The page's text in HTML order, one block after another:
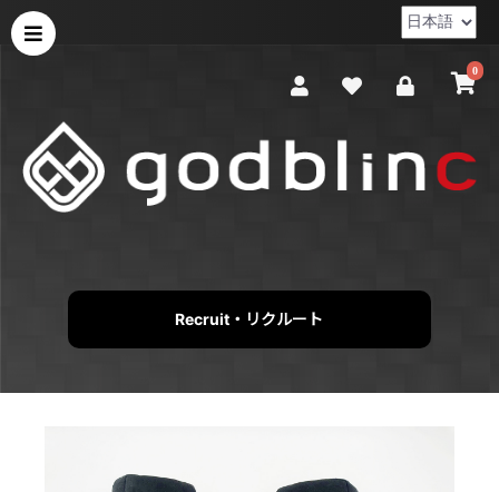
0
Recruit・リクルート